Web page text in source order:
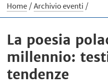
Home Archivio eventi
La poesia
millennio:
tendenze